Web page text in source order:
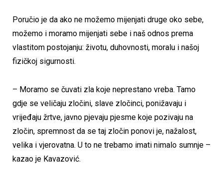
Poručio je da ako ne možemo mijenjati druge oko sebe,
možemo i moramo mijenjati sebe i naš odnos prema
vlastitom postojanju: životu, duhovnosti, moralu i našoj
fizičkoj sigurnosti.
– Moramo se čuvati zla koje neprestano vreba. Tamo
gdje se veličaju zločini, slave zločinci, ponižavaju i
vrijeđaju žrtve, javno pjevaju pjesme koje pozivaju na
zločin, spremnost da se taj zločin ponovi je, nažalost,
velika i vjerovatna. U to ne trebamo imati nimalo sumnje –
kazao je Kavazović.